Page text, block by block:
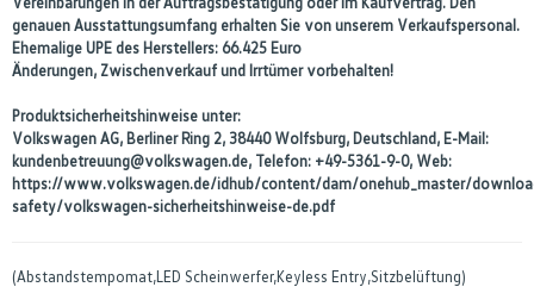
genauen Ausstattungsumfang erhalten Sie von unserem Verkaufspersonal.
Ehemalige UPE des Herstellers: 66.425 Euro
Änderungen, Zwischenverkauf und Irrtümer vorbehalten!
Produktsicherheitshinweise unter:
Volkswagen AG, Berliner Ring 2, 38440 Wolfsburg, Deutschland, E-Mail:
kundenbetreuung@volkswagen.de, Telefon: +49-5361-9-0, Web:
https://www.volkswagen.de/idhub/content/dam/onehub_master/
safety/volkswagen-sicherheitshinweise-de.pdf
(Abstandstempomat,LED Scheinwerfer,Keyless Entry,Sitzbelüftung)